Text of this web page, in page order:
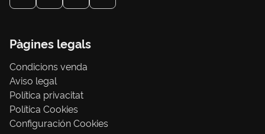
Pàgines legals
Condicions venda
Aviso legal
Política privacitat
Política Cookies
Configuración Cookies